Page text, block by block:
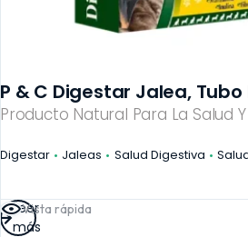
Producto Natural Para La Salud
P & C Digestar Jalea, Tubo
Digestar Jaleas Salud Digestiva
Vista rápida
Leer
más